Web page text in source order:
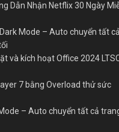
Dẫn Nhận Netflix 30 Ngày
Mode – Auto chuyển tất cả
và kích hoạt Office 2024
7 bằng Overload thử sức
– Auto chuyển tất cả